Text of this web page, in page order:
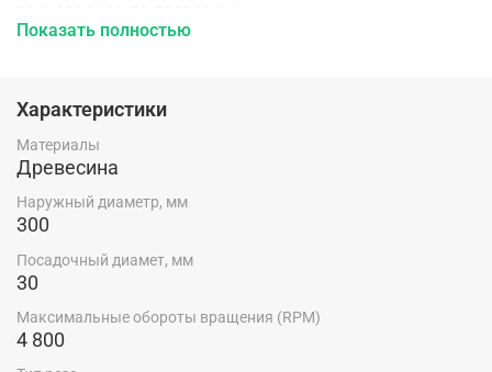
Показать полностью
Характеристики
Материалы
Древесина
Наружный диаметр, мм
300
Посадочный диамет, мм
30
Максимальные обороты вращения (RPM)
4 800